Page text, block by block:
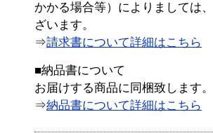
かかる場合等）によりましては
ざいます。
⇒請求書について詳細はこちら
■納品書について
お届けする商品に同梱致します。
⇒納品書について詳細はこちら